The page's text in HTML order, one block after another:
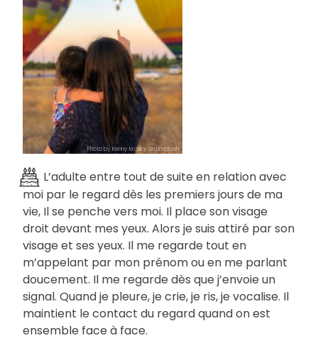
Photo by Kenny Krosky on Unsplash
L’adulte entre tout de suite en relation avec
moi par le regard dès les premiers jours de ma
vie, Il se penche vers moi. Il place son visage
droit devant mes yeux. Alors je suis attiré par son
visage et ses yeux. Il me regarde tout en
m’appelant par mon prénom ou en me parlant
doucement. Il me regarde dès que j’envoie un
signal. Quand je pleure, je crie, je ris, je vocalise. Il
maintient le contact du regard quand on est
ensemble face à face.